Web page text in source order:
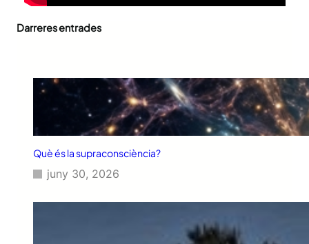
Darreres entrades
Què és la supraconsciència?
juny 30, 2026